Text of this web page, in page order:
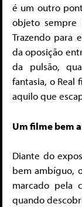
é um outro
objeto sempre
Trazendo para
da oposição
da pulsão,
fantasia, o Real
aquilo que
Um filme bem
Diante do
bem ambíguo,
marcado pela
quando